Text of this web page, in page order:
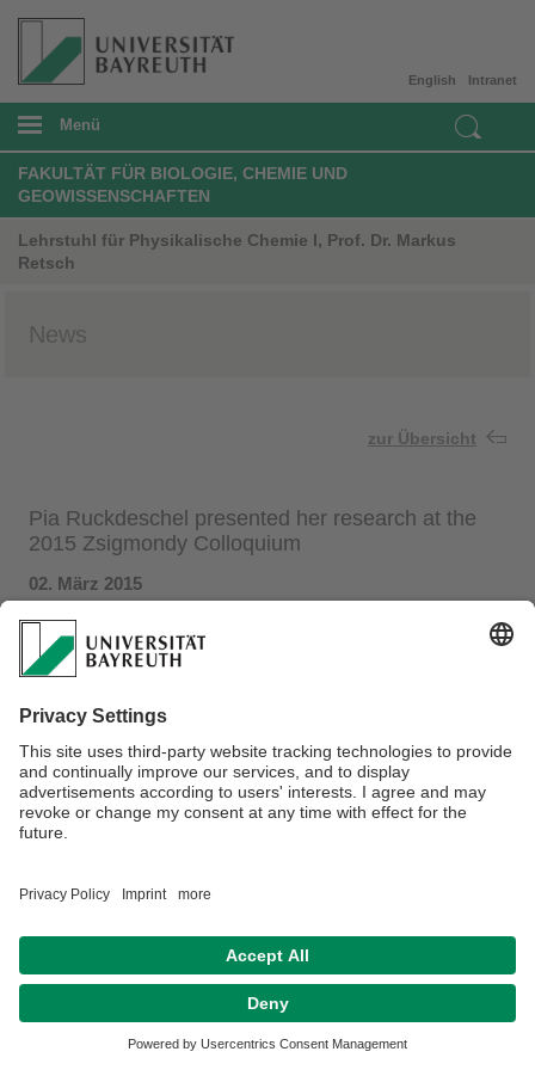
Intranet
English
Menü
FAKULTÄT FÜR BIOLOGIE, CHEMIE UND
GEOWISSENSCHAFTEN
Lehrstuhl für Physikalische Chemie I, Prof. Dr. Markus
Retsch
News
zur Übersicht
Pia Ruckdeschel presented her research at the
2015 Zsigmondy Colloquium
02. März 2015
Pia Ruckdeschel
attended the 11. Zsigmondy Colloquium in
Bielefeld. She presented her research on thermal transport
in superstructures consisting of hollow silica nanoparticles.
Datenschutz / Disclaimer Impressum Hausordnung
Sitemap